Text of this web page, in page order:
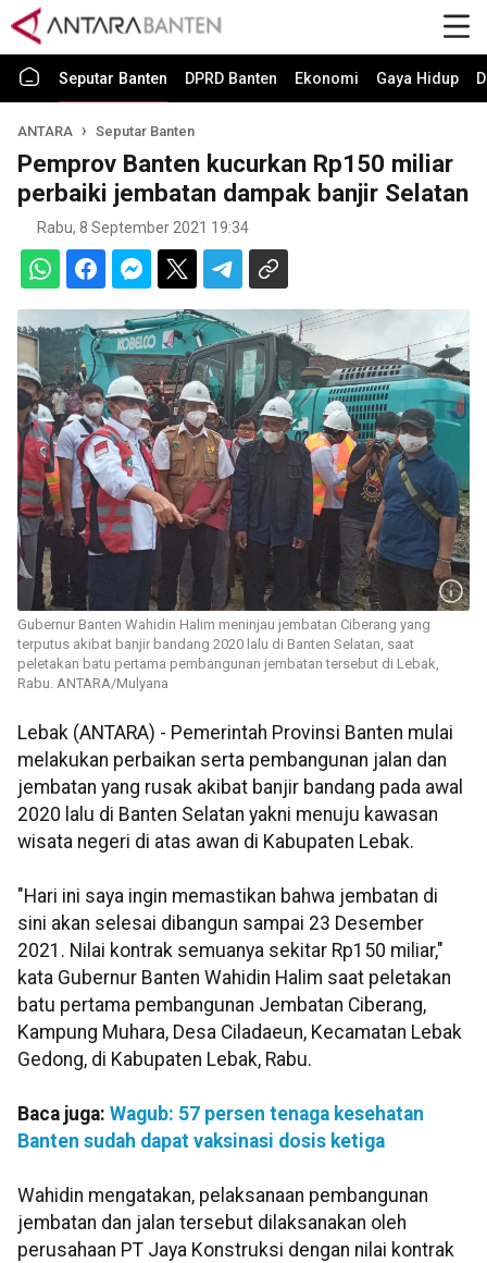
Seputar Banten DPRD Banten Ekonomi Gaya Hidup
ANTARA Seputar Banten
Pemprov Banten kucurkan Rp150 miliar
perbaiki jembatan dampak banjir Selatan
Rabu, 8 September 2021 19:34
Gubernur Banten Wahidin Halim meninjau jembatan Ciberang yang
terputus akibat banjir bandang 2020 lalu di Banten Selatan, saat
peletakan batu pertama pembangunan jembatan tersebut di Lebak,
Rabu. ANTARA/Mulyana
Lebak (ANTARA) - Pemerintah Provinsi Banten mulai
melakukan perbaikan serta pembangunan jalan dan
jembatan yang rusak akibat banjir bandang pada awal
2020 lalu di Banten Selatan yakni menuju kawasan
wisata negeri di atas awan di Kabupaten Lebak.
"Hari ini saya ingin memastikan bahwa jembatan di
sini akan selesai dibangun sampai 23 Desember
2021. Nilai kontrak semuanya sekitar Rp150 miliar,"
kata Gubernur Banten Wahidin Halim saat peletakan
batu pertama pembangunan Jembatan Ciberang,
Kampung Muhara, Desa Ciladaeun, Kecamatan Lebak
Gedong, di Kabupaten Lebak, Rabu.
Baca juga: Wagub: 57 persen tenaga kesehatan
Banten sudah dapat vaksinasi dosis ketiga
Wahidin mengatakan, pelaksanaan pembangunan
jembatan dan jalan tersebut dilaksanakan oleh
perusahaan PT Jaya Konstruksi dengan nilai kontrak